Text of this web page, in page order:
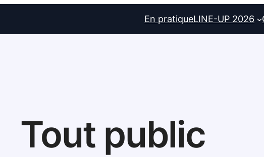
En pratiqueLINE-UP 2026
Tout public